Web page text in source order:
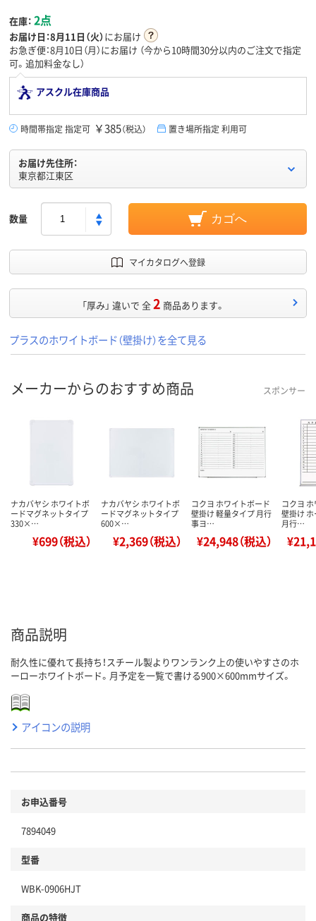
在庫： 2点
お届け日：8月11日（火）にお届け
お急ぎ便：8月10日（月）にお届け （今から10時間30分以内のご注文で指定
可。追加料金なし）
アスクル在庫商品
時間帯指定 指定可 ￥385（税込） 置き場所指定 利用可
お届け先住所：
東京都江東区
数量 カゴへ
マイカタログへ登録
「厚み」 違いで 全2 商品あります。
プラスのホワイトボード（壁掛け）を全て見る
メーカーからのおすすめ商品 スポンサー
ナカバヤシ ホワイトボ
ードマグネットタイプ
330×…
¥699（税込）
ナカバヤシ ホワイトボ
ードマグネットタイプ
600×…
¥2,369（税込）
コクヨ ホワイトボード
壁掛け 軽量タイプ 月行
事ヨ…
¥24,948（税込）
コクヨ
壁掛け
月行…
商品説明
耐久性に優れて長持ち！スチール製よりワンランク上の使いやすさのホ
ーローホワイトボード。月予定を一覧で書ける900×600mmサイズ。
アイコンの説明
お申込番号
7894049
型番
WBK-0906HJT
商品の特徴